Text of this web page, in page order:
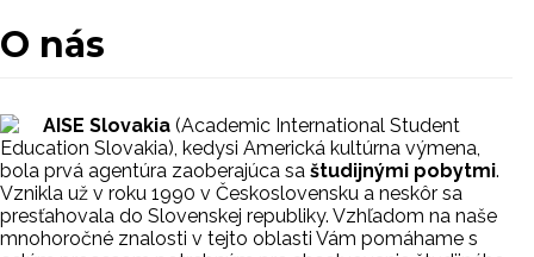
O nás
AISE Slovakia (Academic International Student
Education Slovakia), kedysi Americká kultúrna výmena,
bola prvá agentúra zaoberajúca sa študijnými pobytmi.
Vznikla už v roku 1990 v Československu a neskôr sa
presťahovala do Slovenskej republiky. Vzhľadom na naše
mnohoročné znalosti v tejto oblasti Vám pomáhame s